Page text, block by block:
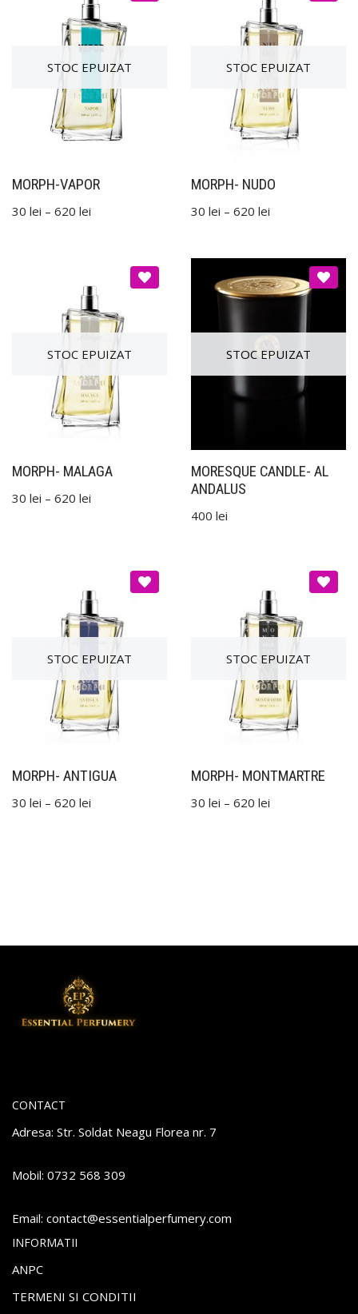
MORPH-VAPOR
30 lei – 620 lei
MORPH- NUDO
30 lei – 620 lei
MORPH- MALAGA
30 lei – 620 lei
MORESQUE CANDLE- AL
ANDALUS
400 lei
MORPH- ANTIGUA
30 lei – 620 lei
MORPH- MONTMARTRE
30 lei – 620 lei
CONTACT
Adresa: Str. Soldat Neagu Florea nr. 7
Mobil: 0732 568 309
Email: moc.y
remuf
repla
itnes
se@tc
atnoc
INFORMATII
ANPC
TERMENI SI CONDITII